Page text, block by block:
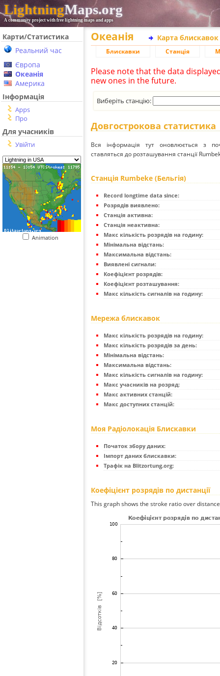
LightningMaps.org
A community project with free lightning maps and apps
Карти/Статистика
Реальний час
Європа
Океанія
Америка
Інформація
Apps
Про
Для учасників
Увійти
Animation
Океанія Карта
Блискавки Станція
Please note that the data
new ones in the future.
Виберіть станцію:
Довгострокова статистика
Вся інформація тут оновлюється з
ставляться до розташування станції
Станція Rumbeke (Бельгія)
Record longtime data since:
Розрядів виявлено:
Станція активна:
Станція неактивна:
Макс кількість розрядів на годину:
Мінімальна відстань:
Максимальна відстань:
Виявлені сигнали:
Коефіцієнт розрядів:
Коефіцієнт розташування:
Макс кількість сигналів на годину:
Мережа блискавок
Макс кількість розрядів на годину:
Макс кількість розрядів за день:
Мінімальна відстань:
Максимальна відстань:
Макс кількість сигналів на годину:
Макс учасників на розряд:
Макс активних станцій:
Макс доступних станцій:
Моя Радіолокація Блискавки
Початок збору даних:
Імпорт даних блискавки:
Трафік на Blitzortung.org:
Коефіцієнт розрядів по дистанції
This graph shows the stroke ratio over